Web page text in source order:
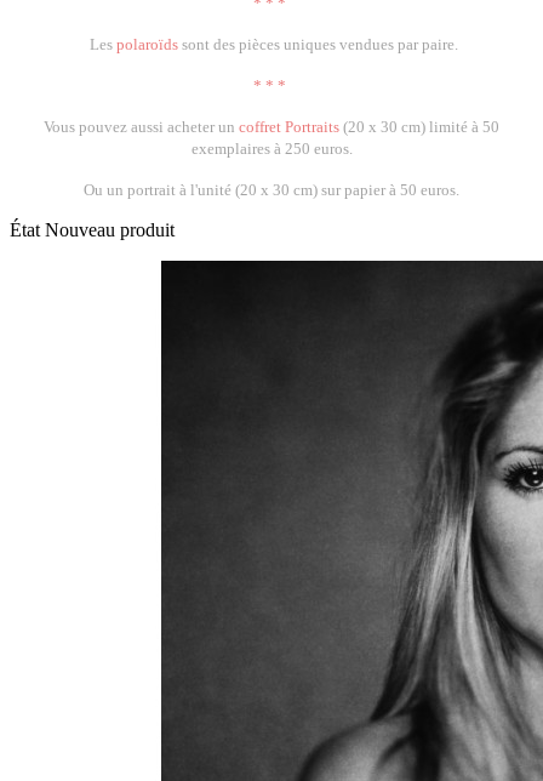
Les polaroïds sont des pièces uniques vendues par paire.
* * *
Vous pouvez aussi acheter un coffret Portraits (20 x 30 cm) limité à 50
exemplaires à 250 euros.
Ou un portrait à l'unité (20 x 30 cm) sur papier à 50 euros.
État Nouveau produit